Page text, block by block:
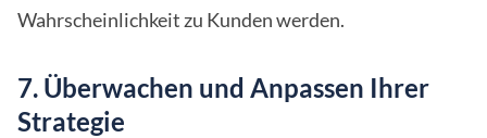
Wahrscheinlichkeit zu Kunden werden.
7. Überwachen und Anpassen Ihrer
Strategie